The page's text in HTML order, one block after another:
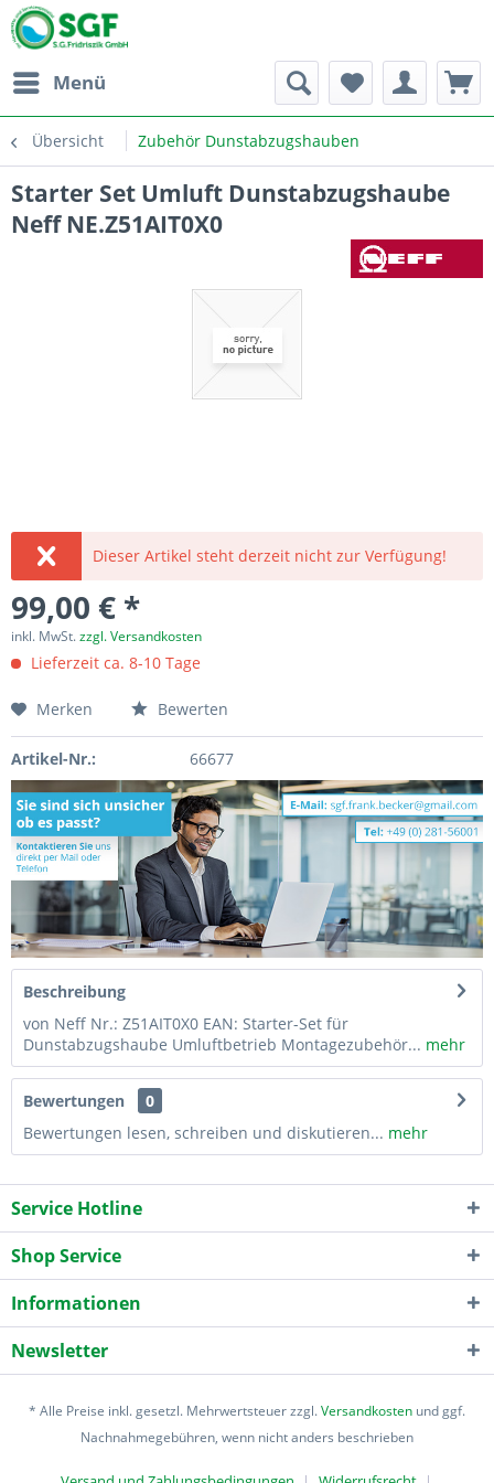
Menü
Übersicht Zubehör Dunstabzugshauben
Starter Set Umluft Dunstabzugshaube
Neff NE.Z51AIT0X0
Dieser Artikel steht derzeit nicht zur Verfügung!
99,00 € *
inkl. MwSt.zzgl. Versandkosten
Lieferzeit ca. 8-10 Tage
Merken Bewerten
Artikel-Nr.: 66677
Beschreibung
von Neff Nr.: Z51AIT0X0 EAN: Starter-Set für
Dunstabzugshaube Umluftbetrieb Montagezubehör... mehr
Bewertungen
0
Bewertungen lesen, schreiben und diskutieren... mehr
Service Hotline
Shop Service
Informationen
Newsletter
* Alle Preise inkl. gesetzl. Mehrwertsteuer zzgl.Versandkosten und ggf.
Nachnahmegebühren, wenn nicht anders beschrieben